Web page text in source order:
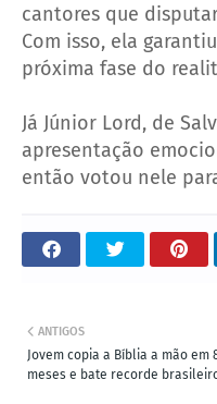
cantores que
Com isso, ela
próxima fase do
Já Júnior Lord, de
apresentação
então votou nele
ANTIGOS
Jovem copia a Bíblia a mão em
meses e bate recorde